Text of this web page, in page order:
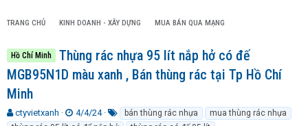
TRANG CHỦ KINH DOANH - XÂY DỰNG MUA BÁN QUA MẠNG
Hồ Chí Minh
Thùng rác nhựa 95 lít nắp hở có đế
MGB95N1D màu xanh , Bán thùng rác tại Tp Hồ Chí
Minh
T
ctyvietxanh
N
4/4/24 bán thùng rác nhựa
mua thùng rác nhựa